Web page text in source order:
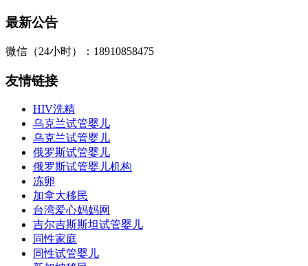
最新公告
微信（24小时）：18910858475
友情链接
HIV洗精
乌克兰试管婴儿
乌克兰试管婴儿
俄罗斯试管婴儿
俄罗斯试管婴儿机构
冻卵
加拿大移民
台湾爱心妈妈网
吉尔吉斯斯坦试管婴儿
同性家庭
同性试管婴儿